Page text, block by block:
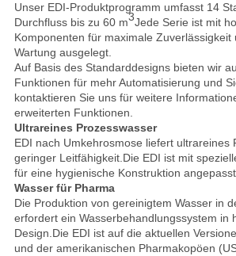
Unser EDI-Produktprogramm umfasst 14
Durchfluss bis zu 60 m3Jede Serie ist mit
Komponenten für maximale Zuverlässigkeit
Wartung ausgelegt.
Auf Basis des Standarddesigns bieten wir
Funktionen für mehr Automatisierung und
kontaktieren Sie uns für weitere
erweiterten Funktionen.
Ultrareines Prozesswasser
EDI nach Umkehrosmose liefert ultrareines
geringer Leitfähigkeit.Die EDI ist mit
für eine hygienische Konstruktion
Wasser für Pharma
Die Produktion von gereinigtem Wasser in
erfordert ein Wasserbehandlungssystem in
Design.Die EDI ist auf die aktuellen
und der amerikanischen Pharmakopöen